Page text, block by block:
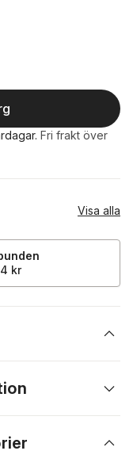
. Fri frakt över
Visa alla
kr